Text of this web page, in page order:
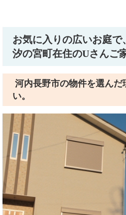
お気に入りの広いお庭
汐の宮町在住のUさんご
河内長野市の物件を選んだ
い。